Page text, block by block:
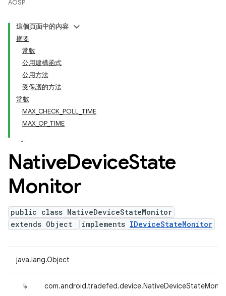
AOSP
這個頁面中的內容
摘要
常數
公用建構函式
公用方法
受保護的方法
常數
MAX_CHECK_POLL_TIME
MAX_OP_TIME
NativeDeviceState
Monitor
public class NativeDeviceStateMonitor
extends Object
implements IDeviceStateMonitor
java.lang.Object
↳